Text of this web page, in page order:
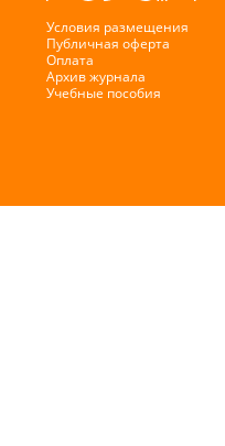
Условия размещения
Публичная оферта
Оплата
Архив журнала
Учебные пособия